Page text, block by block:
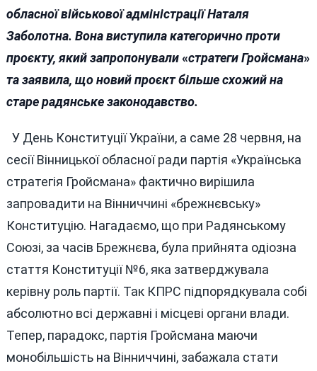
обласної військової адміністрації Наталя
Заболотна. Вона виступила категорично проти
проєкту, який запропонували«стратеги Гройсмана»
та заявила, що новий проєкт більше схожий на
старе радянське законодавство.
У День Конституції України, а саме 28 червня, на
сесії Вінницької обласної ради партія «Українська
стратегія Гройсмана» фактично вирішила
запровадити на Вінниччині «брежнєвську»
Конституцію. Нагадаємо, що при Радянському
Союзі, за часів Брежнєва, була прийнята одіозна
стаття Конституції №6, яка затверджувала
керівну роль партії. Так КПРС підпорядкувала собі
абсолютно всі державні і місцеві органи влади.
Тепер, парадокс, партія Гройсмана маючи
монобільшість на Вінниччині, забажала стати